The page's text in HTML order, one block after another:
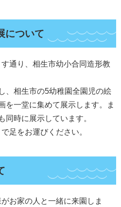
について
通り、相生市幼小合同造形教
、相生市の5幼稚園全園児の絵
を一堂に集めて展示します。ま
同時に展示しています。
足をお運びください。
お家の人と一緒に来園しま